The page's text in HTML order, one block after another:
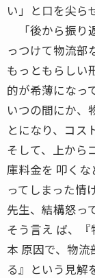
い」と口を尖ら
「後から振り
っつけて物流部
もっともらしい
的が希薄になっ
いつの間にか、
とになり、コス
そして、上から
庫料金を 叩く
ってしまった情
先生、結構怒っ
そう言え ば、
本 原因で、物
る』という見解